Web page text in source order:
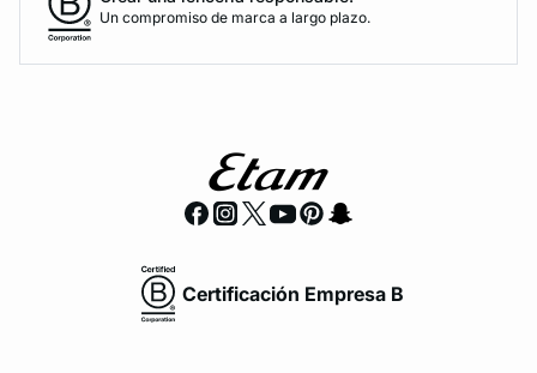
Un compromiso de marca a largo plazo.
Certificación Empresa B